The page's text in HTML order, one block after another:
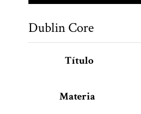
Dublin Core
Título
Materia